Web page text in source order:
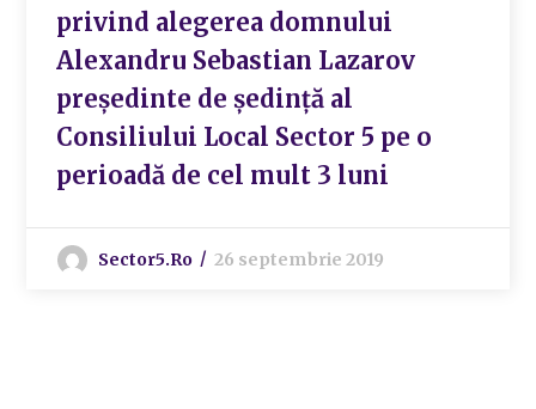
privind alegerea domnului
Alexandru Sebastian Lazarov
președinte de ședință al
Consiliului Local Sector 5 pe o
perioadă de cel mult 3 luni
Sector5.ro 26 septembrie 2019